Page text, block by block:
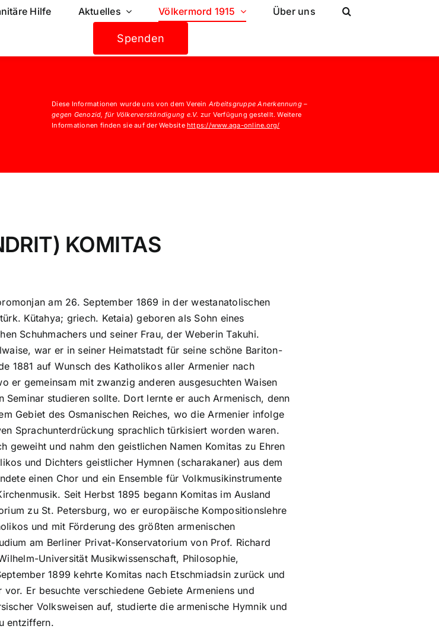
Hilfe Aktuelles Völkermord 1915 Über uns
Spenden
Diese Informationen wurde uns von dem Verein Arbeitsgruppe Anerkennung –
gegen Genozid, für Völkerverständigung e.V. zur Verfügung gestellt. Weitere
Informationen finden sie auf der Website https://www.aga-online.org/
KOMITAS
am 26. September 1869 in der westanatolischen
Kütahya; griech. Ketaia) geboren als Sohn eines
Schuhmachers und seiner Frau, der Weberin Takuhi.
war er in seiner Heimatstadt für seine schöne Bariton-
1881 auf Wunsch des Katholikos aller Armenier nach
er gemeinsam mit zwanzig anderen ausgesuchten Waisen
Seminar studieren sollte. Dort lernte er auch Armenisch, denn
Gebiet des Osmanischen Reiches, wo die Armenier infolge
Sprachunterdrückung sprachlich türkisiert worden waren.
geweiht und nahm den geistlichen Namen Komitas zu Ehren
und Dichters geistlicher Hymnen (scharakaner) aus dem
einen Chor und ein Ensemble für Volkmusikinstrumente
Seit Herbst 1895 begann Komitas im Ausland
zu St. Petersburg, wo er europäische Kompositionslehre
und mit Förderung des größten armenischen
am Berliner Privat-Konservatorium von Prof. Richard
Universität Musikwissenschaft, Philosophie,
1899 kehrte Komitas nach Etschmiadsin zurück und
Er besuchte verschiedene Gebiete Armeniens und
Volksweisen auf, studierte die armenische Hymnik und
entziffern.